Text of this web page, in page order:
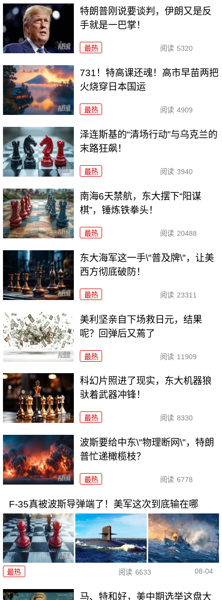
特朗普刚说要谈判，伊朗又是反
手就是一巴掌！
最热 阅读 5320
731！特高课还魂！高市早苗两把
火烧穿日本国运
最热 阅读 4909
泽连斯基的“清场行动”与乌克兰的
末路狂飙！
最热 阅读 3940
南海6天禁航，东大摆下“阳谋
棋”，锤炼铁拳头！
最热 阅读 20488
东大海军这一手\"普及牌\"，让美
西方彻底破防！
最热 阅读 23311
美利坚亲自下场救日元，结果
呢？回弹后又蔫了
最热 阅读 11909
科幻片照进了现实，东大机器狼
驮着武器冲锋！
最热 阅读 8330
波斯要给中东\"物理断网\"，特朗
普忙递橄榄枝？
最热 阅读 6778
F-35真被波斯导弹端了！美军这次到底输在哪
最热 阅读 6633 08-04
马、特和好，美中期选举这盘大